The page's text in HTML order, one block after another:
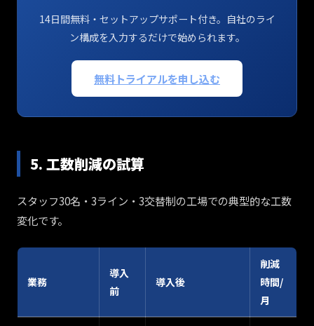
14日間無料・セットアップサポート付き。自社のライ
ン構成を入力するだけで始められます。
無料トライアルを申し込む
5. 工数削減の試算
スタッフ30名・3ライン・3交替制の工場での典型的な工数
変化です。
業務
導入
前
導入後
削減
時間/
月